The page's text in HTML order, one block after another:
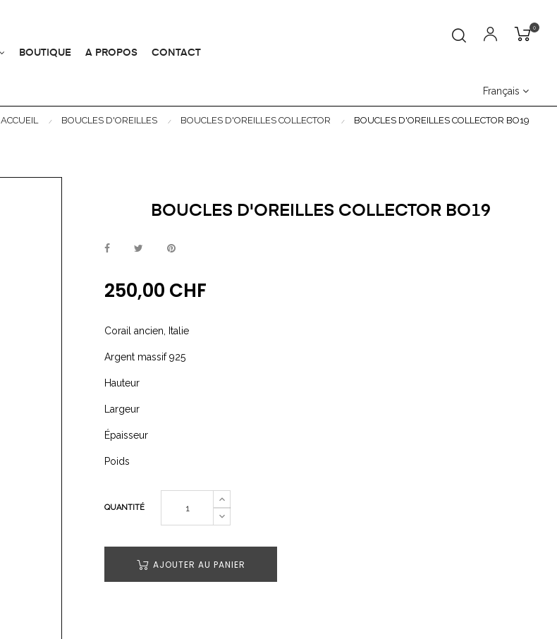
BOUTIQUE A PROPOS CONTACT
0
Français
ACCUEIL BOUCLES D'OREILLES BOUCLES D'OREILLES COLLECTOR BOUCLES D'OREILLES COLLECTOR BO19
BOUCLES D'OREILLES COLLECTOR BO19
250,00 CHF
Corail ancien, Italie
Argent massif 925
Hauteur
Largeur
Épaisseur
Poids
QUANTITÉ
AJOUTER AU PANIER